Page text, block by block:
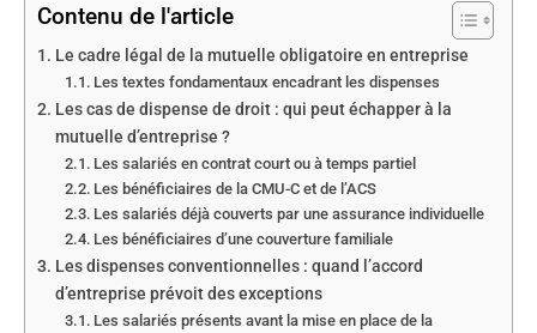
Contenu de l'article
Le cadre légal de la mutuelle obligatoire en entreprise
Les textes fondamentaux encadrant les dispenses
Les cas de dispense de droit : qui peut échapper à la
mutuelle d’entreprise ?
Les salariés en contrat court ou à temps partiel
Les bénéficiaires de la CMU-C et de l’ACS
Les salariés déjà couverts par une assurance individuelle
Les bénéficiaires d’une couverture familiale
Les dispenses conventionnelles : quand l’accord
d’entreprise prévoit des exceptions
Les salariés présents avant la mise en place de la